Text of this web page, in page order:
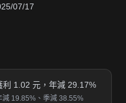
07/17
利 1.02 元，年減 29.17%
19.85%、季減 38.55%